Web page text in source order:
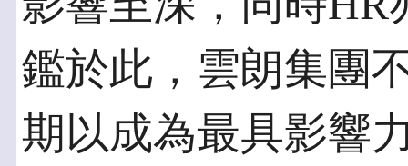
鑑於此，雲朗集團
期以成為最具影響